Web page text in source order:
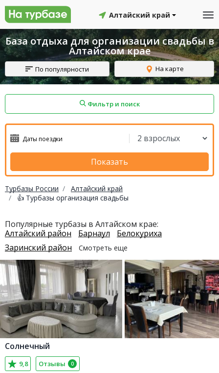
Алтайский край
База отдыха для организации свадьбы в
Алтайском крае
По популярности На карте
Фильтр и поиск
Показать
Турбазы России
Алтайский край
👍 Турбазы организация свадьбы
Популярные турбазы в Алтайском крае:
Алтайский район
Барнаул
Белокуриха
Заринский район
Смотреть еще
Солнечный
9,8 Отзывы 0
Смоленский район Топчихинский район
Красноборский район
Онежский район